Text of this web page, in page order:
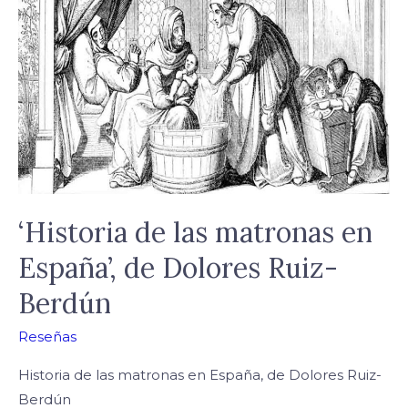
‘Historia de las matronas en
España’, de Dolores Ruiz-
Berdún
Reseñas
Historia de las matronas en España, de Dolores Ruiz-
Berdún
las
matronas
en
España’,
de
Dolores
Ruiz-
Berdún